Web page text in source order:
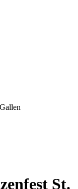
St.